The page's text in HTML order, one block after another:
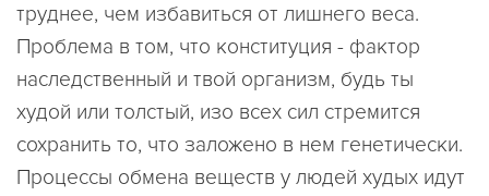
труднее, чем избавиться от лишнего веса.
Проблема в том, что конституция - фактор
наследственный и твой организм, будь ты
худой или толстый, изо всех сил стремится
сохранить то, что заложено в нем генетически.
Процессы обмена веществ у людей худых идут